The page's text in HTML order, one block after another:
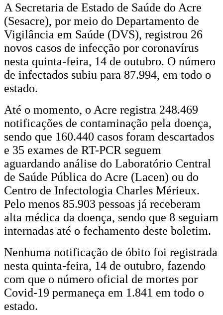
A Secretaria de Estado de Saúde do Acre
(Sesacre), por meio do Departamento de
Vigilância em Saúde (DVS), registrou 26
novos casos de infecção por coronavírus
nesta quinta-feira, 14 de outubro. O número
de infectados subiu para 87.994, em todo o
estado.
Até o momento, o Acre registra 248.469
notificações de contaminação pela doença,
sendo que 160.440 casos foram descartados
e 35 exames de RT-PCR seguem
aguardando análise do Laboratório Central
de Saúde Pública do Acre (Lacen) ou do
Centro de Infectologia Charles Mérieux.
Pelo menos 85.903 pessoas já receberam
alta médica da doença, sendo que 8 seguiam
internadas até o fechamento deste boletim.
Nenhuma notificação de óbito foi registrada
nesta quinta-feira, 14 de outubro, fazendo
com que o número oficial de mortes por
Covid-19 permaneça em 1.841 em todo o
estado.